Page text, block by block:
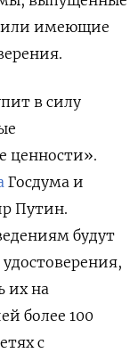
или имеющие
в силу
ценности».
Госдума и
Путин.
будут
их на
более 100
с